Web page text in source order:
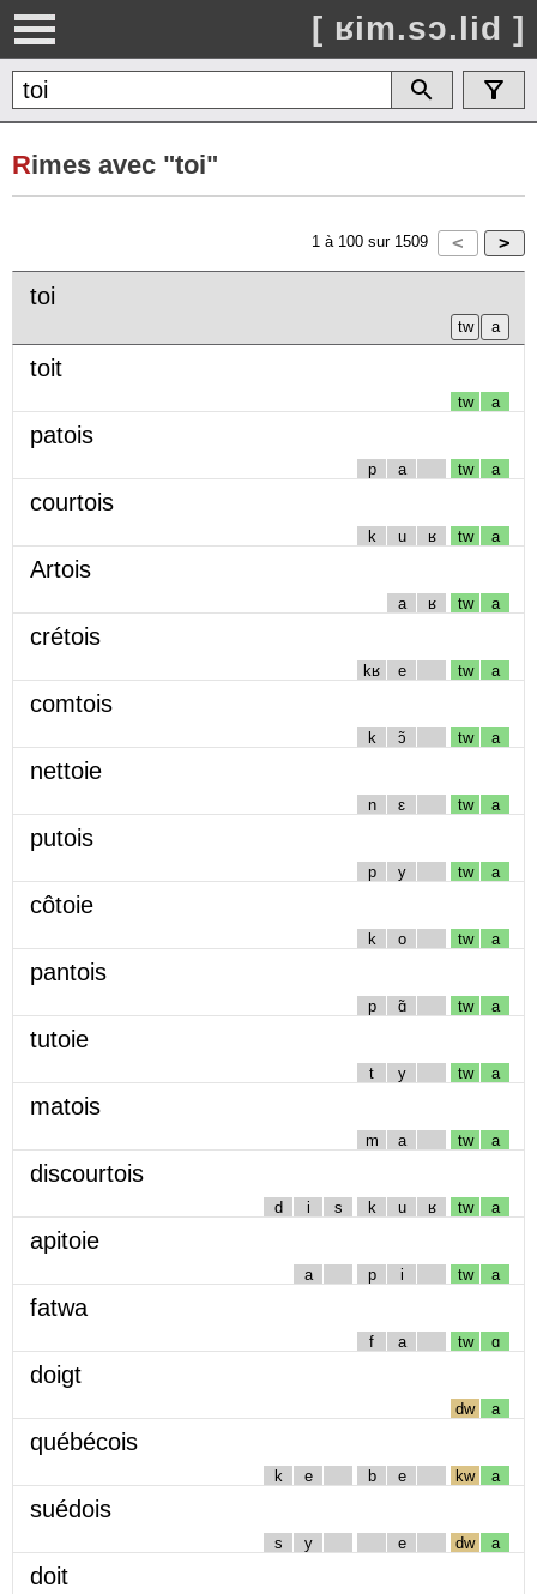
[ ʁim.sɔ.lid ]
Rimes avec "toi"
1 à 100 sur 1509
toi
toit
tw a
patois
p a tw a
courtois
k u ʁ tw a
Artois
a ʁ tw a
crétois
kʁ e tw a
comtois
k ɔ̃ tw a
nettoie
n ɛ tw a
putois
p y tw a
côtoie
k o tw a
pantois
p ɑ̃ tw a
tutoie
t y tw a
matois
m a tw a
discourtois
d i s k u ʁ tw a
apitoie
a p i tw a
fatwa
f a tw ɑ
doigt
dw a
québécois
k e b e kw a
suédois
s y e dw a
doit